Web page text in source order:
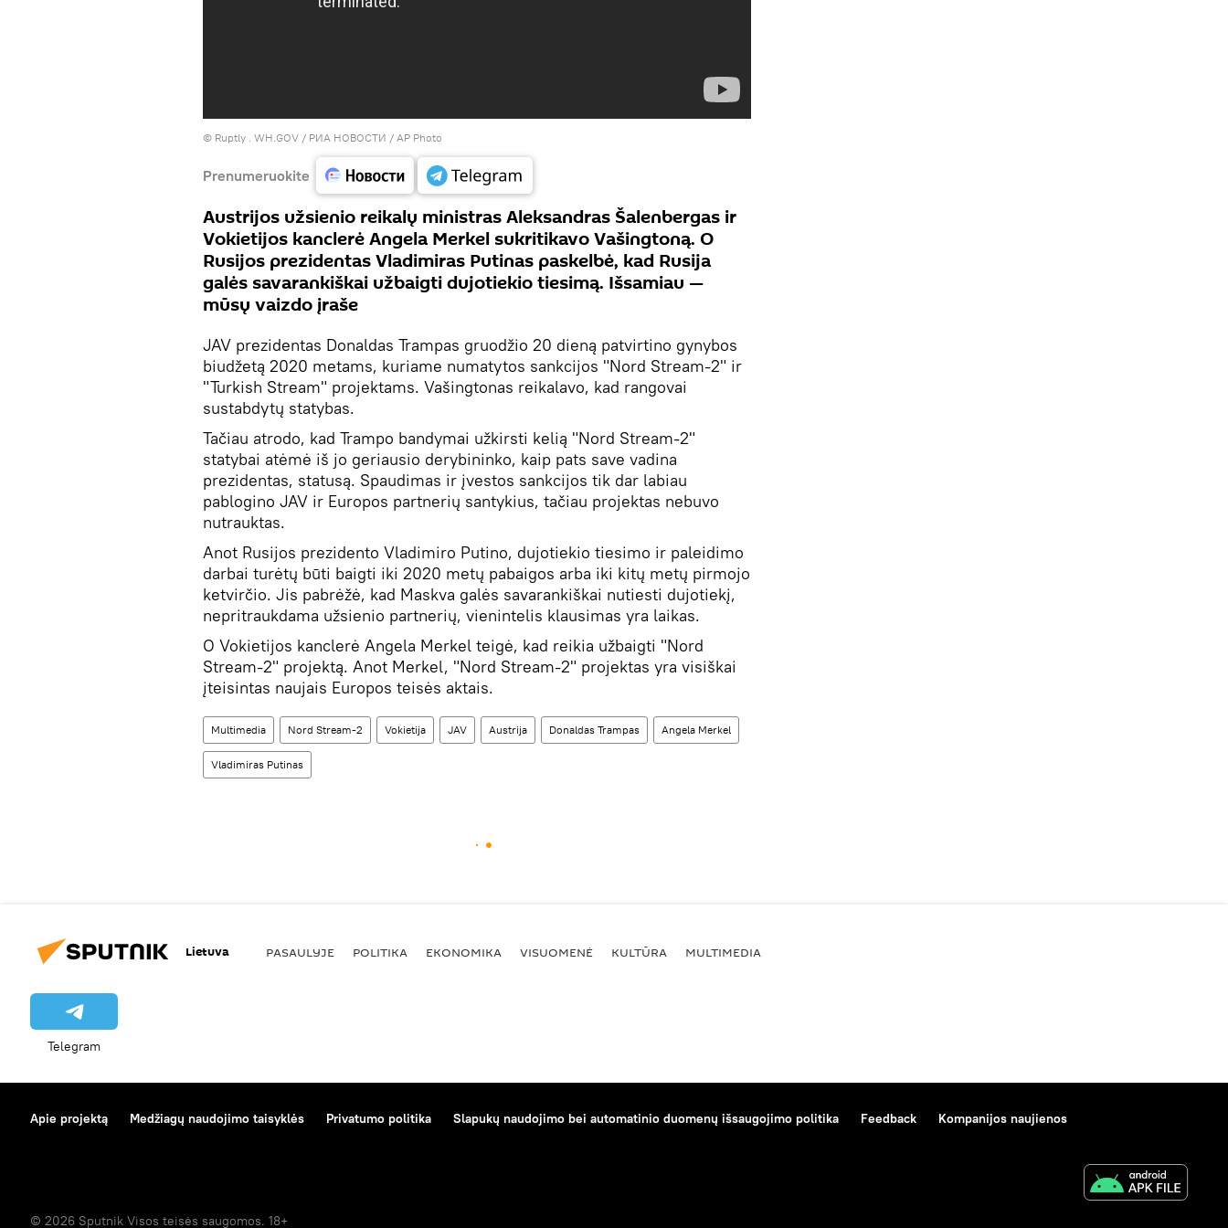
© Ruptly . WH.GOV / РИА НОВОСТИ / AP Photo
Prenumeruokite
Austrijos užsienio reikalų ministras Aleksandras Šalenbergas ir
Vokietijos kanclerė Angela Merkel sukritikavo Vašingtoną. O
Rusijos prezidentas Vladimiras Putinas paskelbė, kad Rusija
galės savarankiškai užbaigti dujotiekio tiesimą. Išsamiau —
mūsų vaizdo įraše
JAV prezidentas Donaldas Trampas gruodžio 20 dieną patvirtino gynybos
biudžetą 2020 metams, kuriame numatytos sankcijos "Nord Stream-2" ir
"Turkish Stream" projektams. Vašingtonas reikalavo, kad rangovai
sustabdytų statybas.
Tačiau atrodo, kad Trampo bandymai užkirsti kelią "Nord Stream-2"
statybai atėmė iš jo geriausio derybininko, kaip pats save vadina
prezidentas, statusą. Spaudimas ir įvestos sankcijos tik dar labiau
pablogino JAV ir Europos partnerių santykius, tačiau projektas nebuvo
nutrauktas.
Anot Rusijos prezidento Vladimiro Putino, dujotiekio tiesimo ir paleidimo
darbai turėtų būti baigti iki 2020 metų pabaigos arba iki kitų metų pirmojo
ketvirčio. Jis pabrėžė, kad Maskva galės savarankiškai nutiesti dujotiekį,
nepritraukdama užsienio partnerių, vienintelis klausimas yra laikas.
O Vokietijos kanclerė Angela Merkel teigė, kad reikia užbaigti "Nord
Stream-2" projektą. Anot Merkel, "Nord Stream-2" projektas yra visiškai
įteisintas naujais Europos teisės aktais.
Multimedia Nord Stream-2 Vokietija JAV Austrija Donaldas Trampas Angela Merkel
Vladimiras Putinas
Lietuva PASAULYJE POLITIKA EKONOMIKA VISUOMENĖ KULTŪRA MULTIMEDIA
Telegram
Apie projektą Medžiagų naudojimo taisyklės Privatumo politika Slapukų naudojimo bei automatinio duomenų išsaugojimo politika Feedback Kompanijos naujienos
© 2026 Sputnik Visos teisės saugomos. 18+